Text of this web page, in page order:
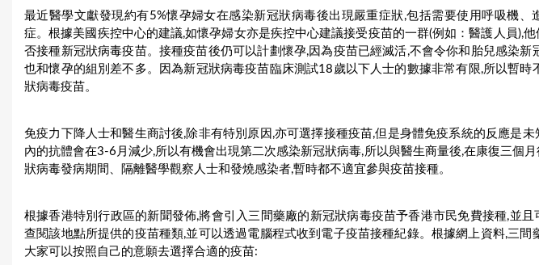
最近醫學文獻發現約有5%懷孕婦女在感染新冠狀病毒後出現嚴重症狀,包括需要使用呼吸機、
症。根據美國疾控中心的建議,如懷孕婦女亦是疾控中心建議接受疫苗的一群(例如：醫護人員),
否接種新冠狀病毒疫苗。接種疫苗後仍可以計劃懷孕,因為疫苗已經滅活,不會令你和胎兒感染新
也和懷孕的組別差不多。因為新冠狀病毒疫苗臨床測試18歲以下人士的數據非常有限,所以暫時
狀病毒疫苗。
免疫力下降人士和醫生商討後,除非有特別原因,亦可選擇接種疫苗,但是身體免疫系統的反應是
內的抗體會在3-6月減少,所以有機會出現第二次感染新冠狀病毒,所以與醫生商量後,在康復三個
狀病毒發病期間、隔離醫學觀察人士和發燒感染者,暫時都不適宜參與疫苗接種。
根據香港特別行政區的新聞發佈,將會引入三間藥廠的新冠狀病毒疫苗予香港市民免費接種,並
查閱該地點所提供的疫苗種類,並可以透過電腦程式收到電子疫苗接種紀錄。根據網上資料,三間
大家可以按照自己的意願去選擇合適的疫苗: